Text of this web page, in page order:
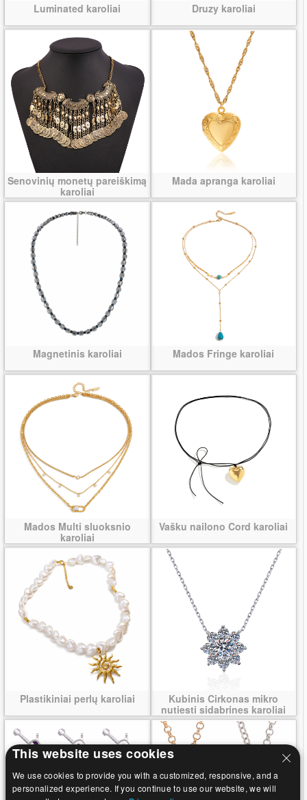
Luminated karoliai Druzy karoliai
Senovinių monetų pareiškimą
karoliai
Mada apranga karoliai
Magnetinis karoliai Mados Fringe karoliai
Mados Multi sluoksnio
karoliai
Vašku nailono Cord karoliai
Plastikiniai perlų karoliai
Kubinis Cirkonas mikro
nutiesti sidabrines karoliai
This website uses cookies
We use cookies to provide you with a customized, responsive, and a
personalized experience. If you continue to use our website, we will